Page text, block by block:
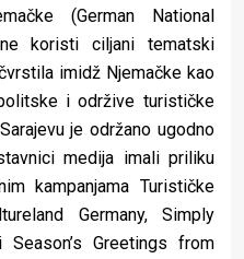
(German National
koristi ciljani tematski
imidž Njemačke kao
i održive turističke
je održano ugodno
medija imali priliku
kampanjama Turističke
Germany, Simply
Greetings from